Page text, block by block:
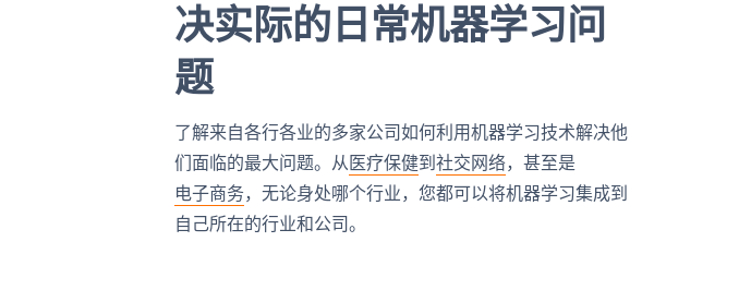
决实际的日常机器学习问
题
了解来自各行各业的多家公司如何利用机器学习技术解决他
们面临的最大问题。从医疗保健到社交网络，甚至是
电子商务，无论身处哪个行业，您都可以将机器学习集成到
自己所在的行业和公司。